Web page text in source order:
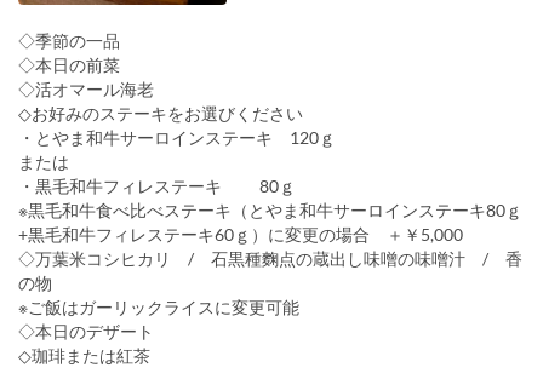
◇季節の一品
◇本日の前菜
◇活オマール海老
◇お好みのステーキをお選びください
・とやま和牛サーロインステーキ 120ｇ
または
・黒毛和牛フィレステーキ 80ｇ
※黒毛和牛食べ比べステーキ（とやま和牛サーロインステーキ80ｇ
+黒毛和牛フィレステーキ60ｇ）に変更の場合 ＋￥5,000
◇万葉米コシヒカリ / 石黒種麴点の蔵出し味噌の味噌汁 / 香
の物
※ご飯はガーリックライスに変更可能
◇本日のデザート
◇珈琲または紅茶